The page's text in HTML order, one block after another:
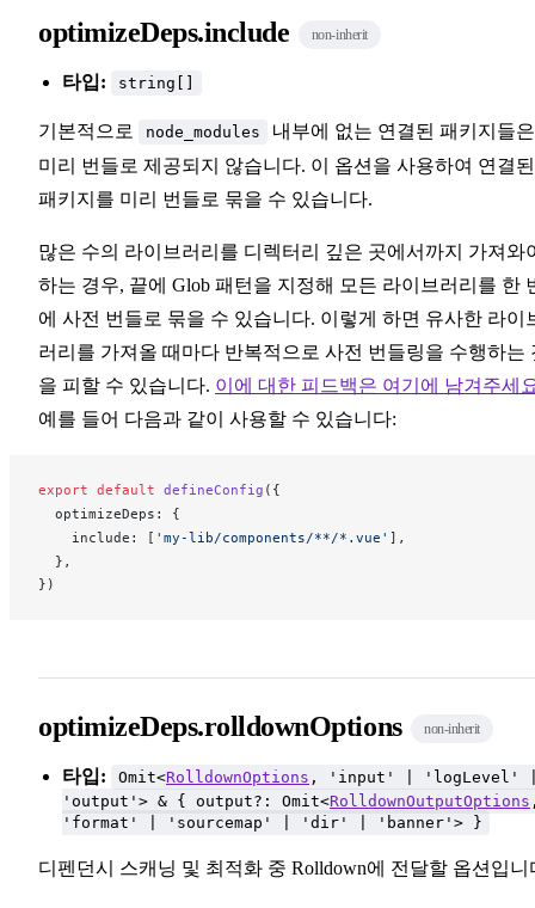
optimizeDeps.include non-inherit
타입: string[]
기본적으로 node_modules
내부에 없는 연결된 패키지들은
미리 번들로 제공되지 않습니다. 이 옵션을 사용하여 연결된
패키지를 미리 번들로 묶을 수 있습니다.
많은 수의 라이브러리를 디렉터리 깊은 곳에서까지 가져와
하는 경우, 끝에 Glob 패턴을 지정해 모든 라이브러리를 한
에 사전 번들로 묶을 수 있습니다. 이렇게 하면 유사한 라이
러리를 가져올 때마다 반복적으로 사전 번들링을 수행하는
을 피할 수 있습니다. 이에 대한 피드백은 여기에 남겨주세
예를 들어 다음과 같이 사용할 수 있습니다:
export default defineConfig ({
optimizeDeps : {
include : [ 'my-lib/components/**/*.vue' ],
  },
})
optimizeDeps.rolldownOptions non-inherit
타입: Omit<RolldownOptions , 'input' | 'logLevel'
'output'> & { output?: Omit<RolldownOutputOptions
'format' | 'sourcemap' | 'dir' | 'banner'> }
디펜던시 스캐닝 및 최적화 중 Rolldown에 전달할 옵션입니